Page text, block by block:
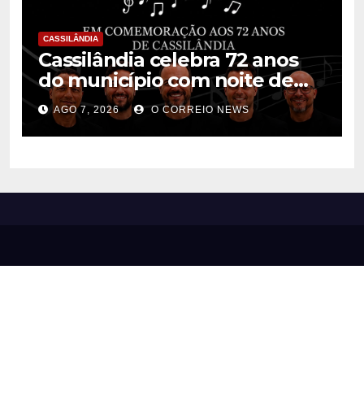
CASSILÂNDIA
Cassilândia celebra 72 anos
do município com noite de
música, cultura e interação na
Praça São José
AGO 7, 2026 O CORREIO NEWS